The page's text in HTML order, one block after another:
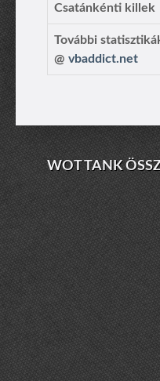
Csatánkénti killek
További
@ vbaddict.net
WOT TANK